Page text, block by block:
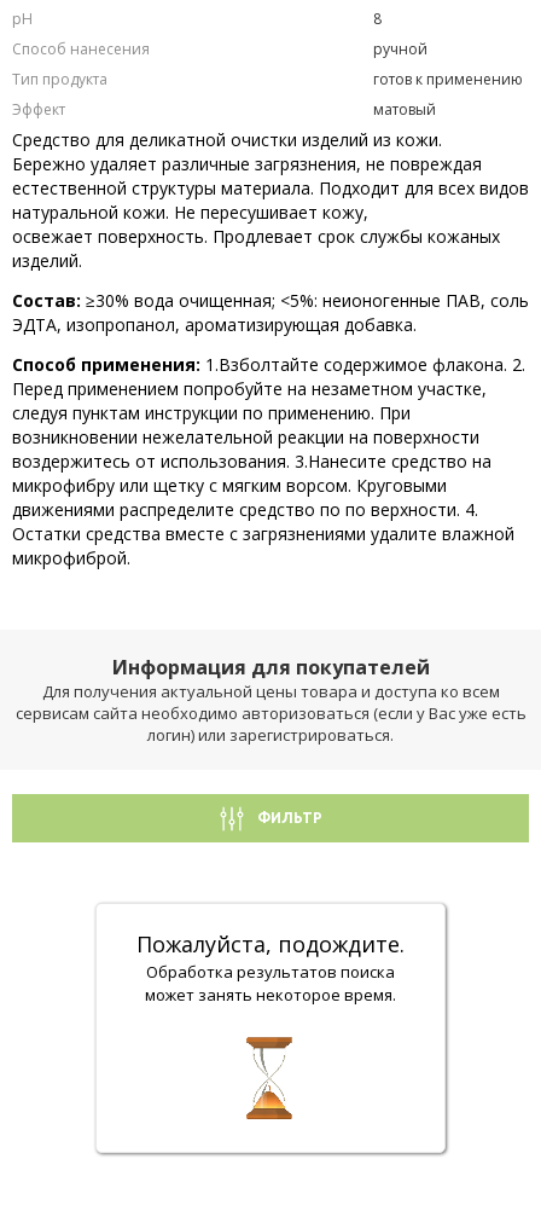
рН
8
Способ нанесения
ручной
Тип продукта
готов к применению
Эффект
матовый
Средство для деликатной очистки изделий из кожи.
Бережно удаляет различные загрязнения, не повреждая
естественной структуры материала. Подходит для всех видов
натуральной кожи. Не пересушивает кожу,
освежает поверхность. Продлевает срок службы кожаных
изделий.
Состав: ≥30% вода очищенная; <5%: неионогенные ПАВ, соль
ЭДТА, изопропанол, ароматизирующая добавка.
Способ применения: 1.Взболтайте содержимое флакона. 2.
Перед применением попробуйте на незаметном участке,
следуя пунктам инструкции по применению. При
возникновении нежелательной реакции на поверхности
воздержитесь от использования. 3.Нанесите средство на
микрофибру или щетку с мягким ворсом. Круговыми
движениями распределите средство по по верхности. 4.
Остатки средства вместе с загрязнениями удалите влажной
микрофиброй.
Информация для покупателей
Для получения актуальной цены товара и доступа ко всем
сервисам сайта необходимо авторизоваться (если у Вас уже есть
логин) или зарегистрироваться.
ФИЛЬТР
Пожалуйста, подождите.
Обработка результатов поиска
может занять некоторое время.